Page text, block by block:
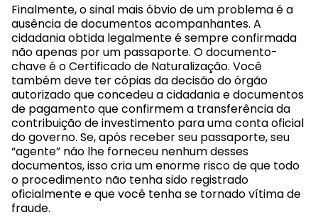
Finalmente, o sinal mais óbvio de um problema é a
ausência de documentos acompanhantes. A
cidadania obtida legalmente é sempre confirmada
não apenas por um passaporte. O documento-
chave é o Certificado de Naturalização. Você
também deve ter cópias da decisão do órgão
autorizado que concedeu a cidadania e documentos
de pagamento que confirmem a transferência da
contribuição de investimento para uma conta oficial
do governo. Se, após receber seu passaporte, seu
“agente” não lhe forneceu nenhum desses
documentos, isso cria um enorme risco de que todo
o procedimento não tenha sido registrado
oficialmente e que você tenha se tornado vítima de
fraude.